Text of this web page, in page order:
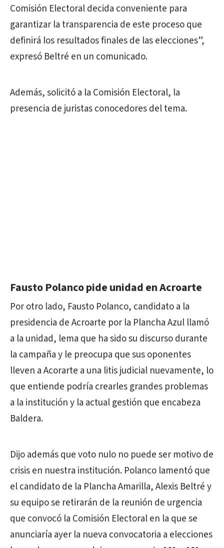
Comisión Electoral decida conveniente para
garantizar la transparencia de este proceso que
definirá los resultados finales de las elecciones”,
expresó Beltré en un comunicado.
Además, solicitó a la Comisión Electoral, la
presencia de juristas conocedores del tema.
Fausto Polanco pide unidad en Acroarte
Por otro lado, Fausto Polanco, candidato a la
presidencia de Acroarte por la Plancha Azul llamó
a la unidad, lema que ha sido su discurso durante
la campaña y le preocupa que sus oponentes
lleven a Acorarte a una litis judicial nuevamente, lo
que entiende podría crearles grandes problemas
a la institución y la actual gestión que encabeza
Baldera.
Dijo además que voto nulo no puede ser motivo de
crisis en nuestra institución. Polanco lamentó que
el candidato de la Plancha Amarilla, Alexis Beltré y
su equipo se retirarán de la reunión de urgencia
que convocó la Comisión Electoral en la que se
anunciaría ayer la nueva convocatoria a elecciones